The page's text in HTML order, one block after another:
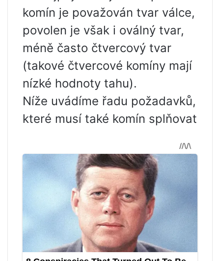
komín je považován tvar válce,
povolen je však i oválný tvar,
méně často čtvercový tvar
(takové čtvercové komíny mají
nízké hodnoty tahu).
Níže uvádíme řadu požadavků,
které musí také komín splňovat